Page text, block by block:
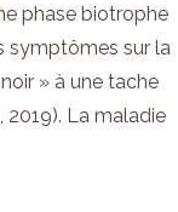
phase biotrophe
symptômes sur la
» à une tache
2019). La maladie